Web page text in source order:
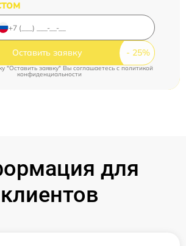
Оставить заявку
"Оставить заявку" Вы соглашаетесь cполитикой
конфиденциальности
для
клиентов